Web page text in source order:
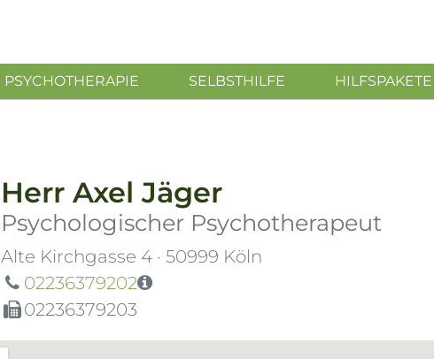
PSYCHOTHERAPIE SELBSTHILFE HILFSPAKETE
Herr Axel Jäger
Psychologischer Psychotherapeut
Alte Kirchgasse 4 · 50999 Köln
02236379202
02236379203